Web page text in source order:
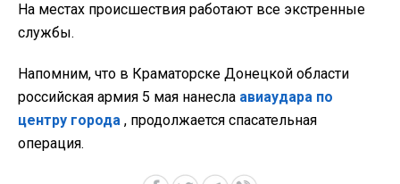
На местах происшествия работают все экстренные
службы.
Напомним, что в Краматорске Донецкой области
российская армия 5 мая нанесла авиаудара по
центру города , продолжается спасательная
операция.